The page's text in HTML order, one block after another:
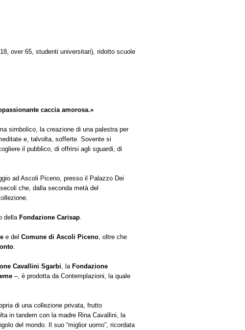
over 65, studenti universitari), ridotto scuole
caccia amorosa.»
simbolico, la creazione di una palestra per
e, talvolta, sofferte. Sovente si
il pubblico, di offrirsi agli sguardi, di
ad Ascoli Piceno, presso il Palazzo Dei
che, dalla seconda metà del
della Fondazione Carisap
e del Comune di Ascoli Piceno , oltre che
Cavallini Sgarbi , la Fondazione
–, è prodotta da Contemplazioni, la quale
di una collezione privata, frutto
in tandem con la madre Rina Cavallini, la
del mondo. Il suo “miglior uomo”, ricordata